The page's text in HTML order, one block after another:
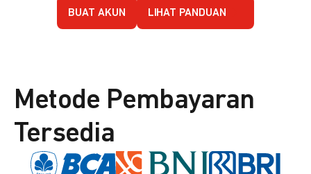
BUAT AKUN LIHAT PANDUAN
Metode Pembayaran
Tersedia